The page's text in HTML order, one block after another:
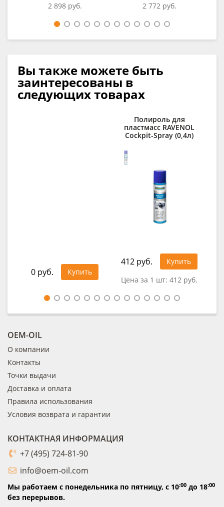
2 898 руб.
2 772 руб.
Вы также можете быть
заинтересованы в
следующих товарах
0 руб. Купить
Полироль для
пластмасс RAVENOL
Cockpit-Spray (0,4л)
412 руб.
Купить
Цена за 1 шт: 412 руб.
OEM-OIL
О компании
Контакты
Точки выдачи
Доставка и оплата
Правила использования
Условия возврата и гарантии
КОНТАКТНАЯ ИНФОРМАЦИЯ
+7 (495) 724-81-90
info@oem-oil.com
Мы работаем с понедельника по пятницу, с 10:00 до 18:00
без перерывов.